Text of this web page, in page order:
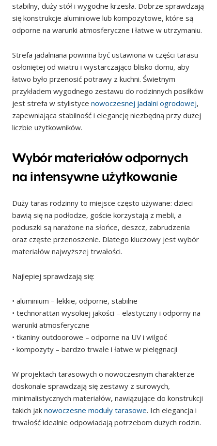
stabilny, duży stół i wygodne krzesła. Dobrze sprawdzają
się konstrukcje aluminiowe lub kompozytowe, które są
odporne na warunki atmosferyczne i łatwe w utrzymaniu.
Strefa jadalniana powinna być ustawiona w części tarasu
osłoniętej od wiatru i wystarczająco blisko domu, aby
łatwo było przenosić potrawy z kuchni. Świetnym
przykładem wygodnego zestawu do rodzinnych posiłków
jest strefa w stylistyce nowoczesnej jadalni ogrodowej,
zapewniająca stabilność i elegancję niezbędną przy dużej
liczbie użytkowników.
Wybór materiałów odpornych
na intensywne użytkowanie
Duży taras rodzinny to miejsce często używane: dzieci
bawią się na podłodze, goście korzystają z mebli, a
poduszki są narażone na słońce, deszcz, zabrudzenia
oraz częste przenoszenie. Dlatego kluczowy jest wybór
materiałów najwyższej trwałości.
Najlepiej sprawdzają się:
• aluminium – lekkie, odporne, stabilne
• technorattan wysokiej jakości – elastyczny i odporny na
warunki atmosferyczne
• tkaniny outdoorowe – odporne na UV i wilgoć
• kompozyty – bardzo trwałe i łatwe w pielęgnacji
W projektach tarasowych o nowoczesnym charakterze
doskonale sprawdzają się zestawy z surowych,
minimalistycznych materiałów, nawiązujące do konstrukcji
takich jak nowoczesne moduły tarasowe. Ich elegancja i
trwałość idealnie odpowiadają potrzebom dużych rodzin.